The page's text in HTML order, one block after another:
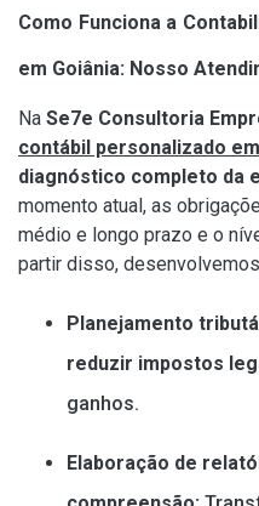
Como Funciona a
em Goiânia: Nosso
Na Se7e Consultoria
contábil personalizado
diagnóstico completo da
momento atual, as
médio e longo prazo e o
partir disso,
Planejamento
reduzir impostos
ganhos.
Elaboração de